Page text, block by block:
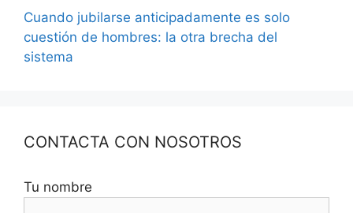
Cuando jubilarse anticipadamente es solo
cuestión de hombres: la otra brecha del
sistema
CONTACTA CON NOSOTROS
Tu nombre